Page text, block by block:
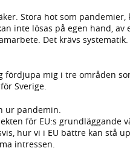
Stora hot som
inte lösas på egen hand, av
Det krävs
fördjupa mig i tre områden
Sverige.
ur pandemin.
för EU:s grundläggande
hur vi i EU bättre kan stå
intressen.